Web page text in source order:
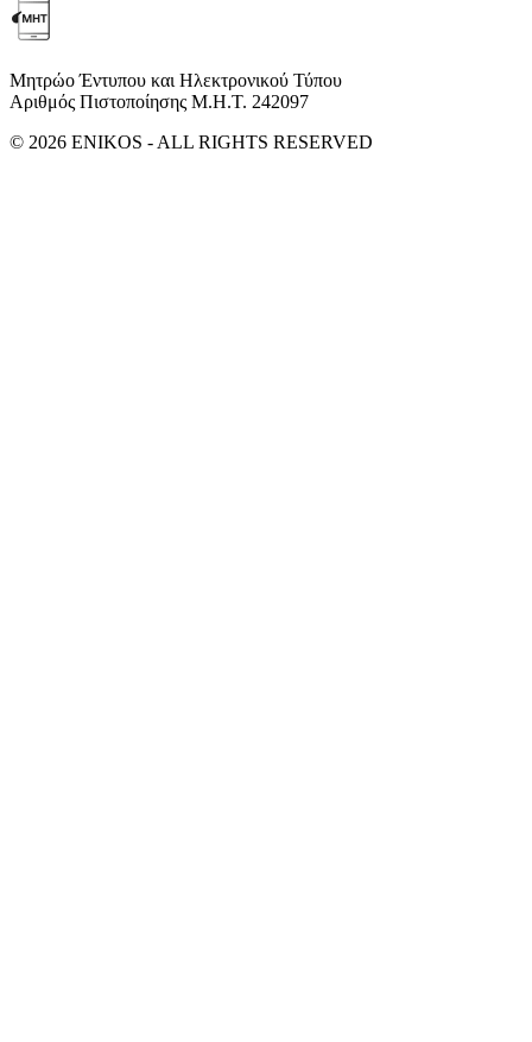
Μητρώο Έντυπου και Ηλεκτρονικού Τύπου
Αριθμός Πιστοποίησης Μ.Η.Τ. 242097
© 2026 ENIKOS - ALL RIGHTS RESERVED